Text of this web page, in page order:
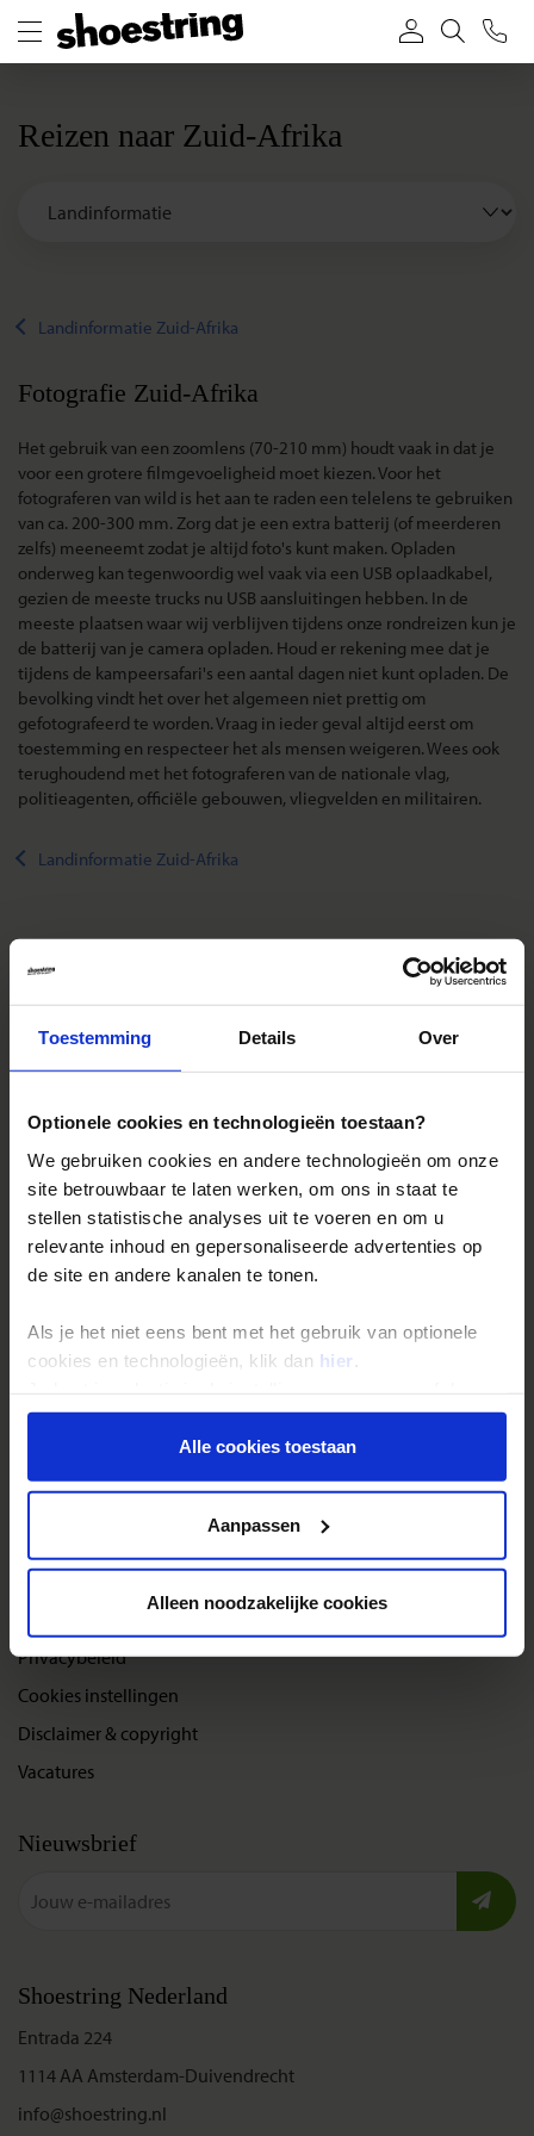
Toestemming Details Over
Optionele cookies en technologieën toestaan?
We gebruiken cookies en andere technologieën om onze
site betrouwbaar te laten werken, om ons in staat te
stellen statistische analyses uit te voeren en om u
relevante inhoud en gepersonaliseerde advertenties op
de site en andere kanalen te tonen.
Als je het niet eens bent met het gebruik van optionele
cookies en technologieën, klik dan hier
onder aan de pagina op elk gewenst moment voor de
toekomst wijzigen.Alle cookies toestaan
Aanpassen
Alleen noodzakelijke cookies
Reizen naar Zuid-Afrika
Landinformatie Zuid-Afrika
Fotografie Zuid-Afrika
Het gebruik van een zoomlens (70-210 mm) houdt vaak in dat je
voor een grotere filmgevoeligheid moet kiezen. Voor het
fotograferen van wild is het aan te raden een telelens te gebruiken
van ca. 200-300 mm. Zorg dat je een extra batterij (of meerderen
zelfs) meeneemt zodat je altijd foto's kunt maken. Opladen
onderweg kan tegenwoordig wel vaak via een USB oplaadkabel,
gezien de meeste trucks nu USB aansluitingen hebben. In de
meeste plaatsen waar wij verblijven tijdens onze rondreizen kun je
de batterij van je camera opladen. Houd er rekening mee dat je
tijdens de kampeersafari's een aantal dagen niet kunt opladen. De
bevolking vindt het over het algemeen niet prettig om
gefotografeerd te worden. Vraag in ieder geval altijd eerst om
toestemming en respecteer het als mensen weigeren. Wees ook
terughoudend met het fotograferen van de nationale vlag,
politieagenten, officiële gebouwen, vliegvelden en militairen.
Landinformatie Zuid-Afrika
De belangrijkste info op een rij
Bestemmingen
Duurzaam reizen
Reis- en annuleringsvoorwaarden
Veelgestelde vragen
Inloggen op mijn.Shoestring
Groepsreizen
Festivalreizen
Gegarandeerde reizen
Nieuwe reizen
Over Shoestring
Privacybeleid
Cookies instellingen
Disclaimer & copyright
Vacatures
Nieuwsbrief
Shoestring Nederland
Entrada 224
1114 AA Amsterdam-Duivendrecht
info@shoestring.nl